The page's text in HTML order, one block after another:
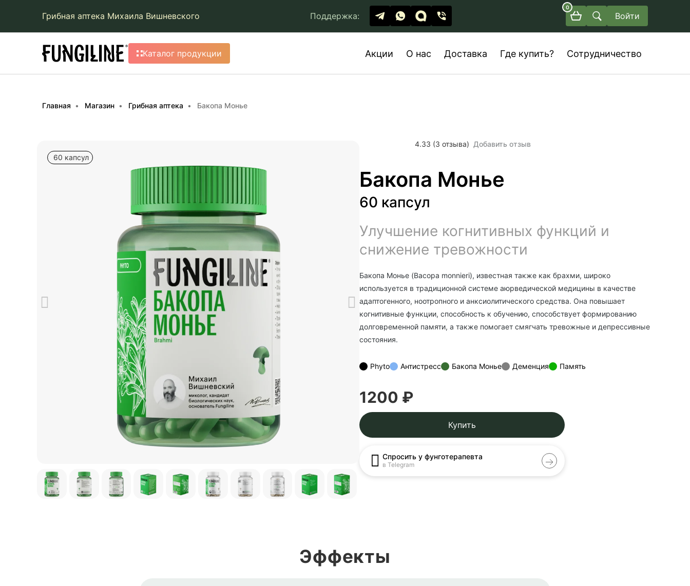
Грибная аптека Михаила Вишневского Поддержка:
0
Войти
Каталог продукции Акции О нас Доставка Где купить? Сотрудничество
Главная Магазин Грибная аптека Бакопа Монье
60 капсул
4.33 (3 отзыва) Добавить отзыв
Бакопа Монье
60 капсул
Улучшение когнитивных функций и
снижение тревожности
Бакопа Монье (Bacopa monnieri), известная также как брахми, широко
используется в традиционной системе аюрведической медицины в качестве
адаптогенного, ноотропного и анксио­литического средства. Она повышает
когнитивные функции, способность к обучению, способствует формированию
долговременной памяти, а также помогает смягчать тревожные и депрессивные
состояния.
Phyto Антистресс Бакопа Монье Деменция Память
1200 ₽
Купить
Спросить у фунготерапевта
в Telegram
Эффекты